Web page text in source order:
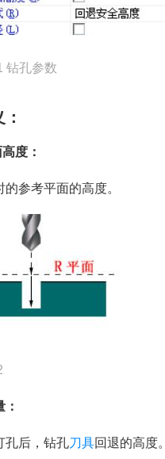
钻孔参数
度：
的参考平面的高度。
孔后，钻孔刀具回退的高度。